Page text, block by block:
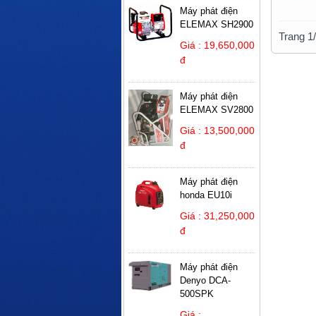
Trang
Máy phát điện
ELEMAX SH2900
Giá : 19,650,000
đ
Máy phát điện
ELEMAX SV2800
Giá : 13,500,000
đ
Máy phát điện
honda EU10i
Giá : 31,250,000
đ
Máy phát điện
Denyo DCA-
500SPK